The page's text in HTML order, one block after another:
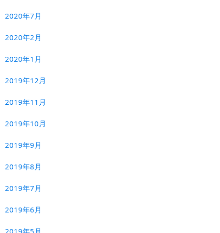
2020年7月
2020年2月
2020年1月
2019年12月
2019年11月
2019年10月
2019年9月
2019年8月
2019年7月
2019年6月
2019年5月